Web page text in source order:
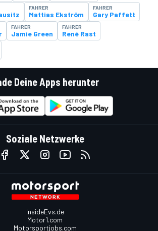
FAHRER
Mattias Ekström
FAHRER
Gary Paffett
FAHRER
Jamie Green
FAHRER
René Rast
Deine Apps herunter
Soziale Netzwerke
InsideEvs.de
Motor1.com
Motorsportjobs.com